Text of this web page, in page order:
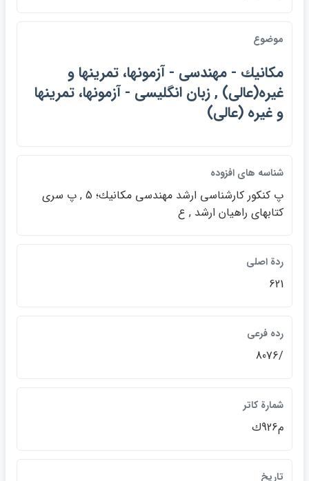
موضوع
مكانيك - مهندسي - آزمونها، تمرينها و
غيره(عالي) , زبان انگليسي - آزمونها، تمرينها
و غيره (عالي)
شناسه هاي افزوده
پ كنكور كارشناسي ارشد مهندسي مكانيك؛ 5 , پ سري
كتابهاي راهيان ارشد , ع
ردة اصلي
621
رده فرعي
/8076
شمارة كاتر
م926ك
تاريخ